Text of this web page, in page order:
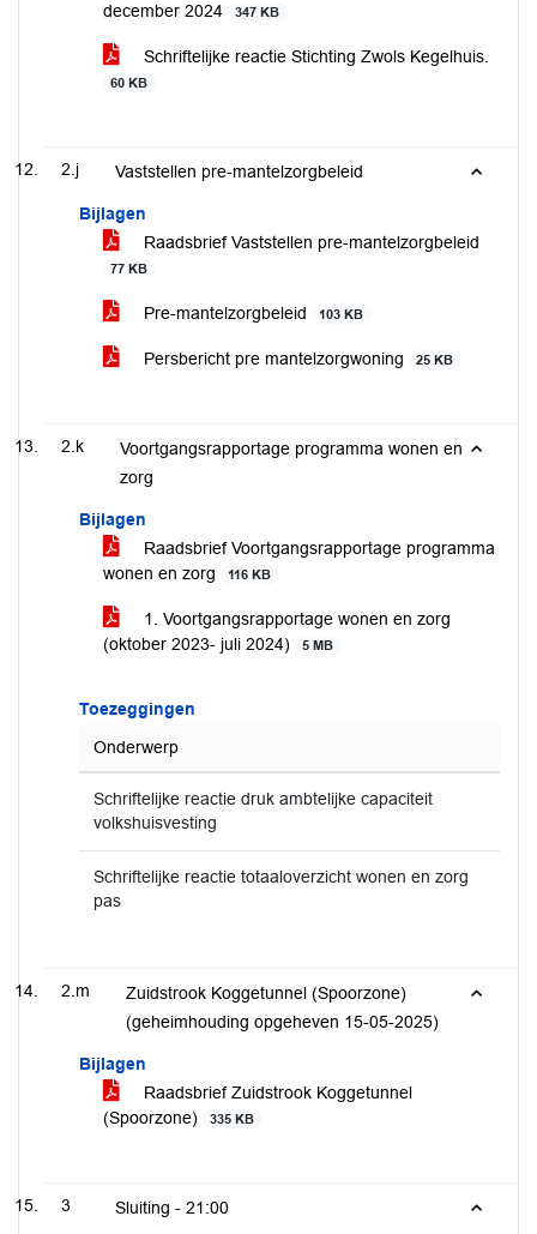
december 2024
347 KB
Schriftelijke reactie Stichting Zwols Kegelhuis.
60 KB
2.j Vaststellen pre-mantelzorgbeleid
Bijlagen
Raadsbrief Vaststellen pre-mantelzorgbeleid
77 KB
Pre-mantelzorgbeleid 103 KB
Persbericht pre mantelzorgwoning 25 KB
2.k
Voortgangsrapportage programma wonen en
zorg
Bijlagen
Raadsbrief Voortgangsrapportage programma
wonen en zorg
116 KB
1. Voortgangsrapportage wonen en zorg
(oktober 2023- juli 2024)
5 MB
Toezeggingen
Onderwerp
Schriftelijke reactie druk ambtelijke capaciteit
volkshuisvesting
Schriftelijke reactie totaaloverzicht wonen en zorg
pas
2.m
Zuidstrook Koggetunnel (Spoorzone)
(geheimhouding opgeheven 15-05-2025)
Bijlagen
Raadsbrief Zuidstrook Koggetunnel
(Spoorzone)
335 KB
3 Sluiting - 21:00